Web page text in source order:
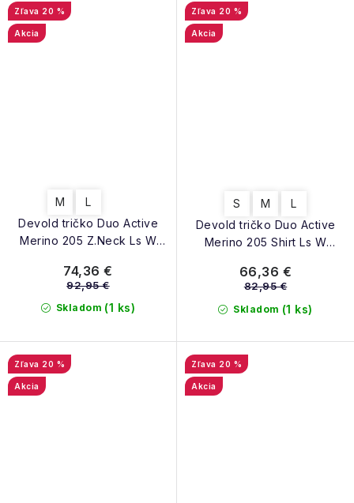
Devold tričko Duo Active
Merino 205 Z.Neck Ls W
20 %
Akcia
M L
Skladom (1 ks)
74,36 €
92,95 €
Devold tričko Duo Active
Merino 205 Shirt Ls W
20 %
Akcia
S M L
Skladom (1 ks)
66,36 €
82,95 €
20 %
Akcia
20 %
Akcia